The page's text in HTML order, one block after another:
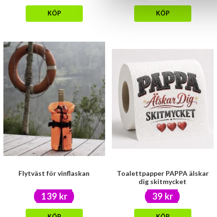
KÖP KÖP
Flytväst för vinflaskan
139 kr
Toalettpapper PAPPA älskar
dig skitmycket
39 kr